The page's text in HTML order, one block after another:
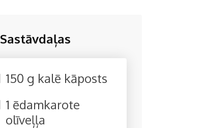
Sastāvdaļas
150 g kalē kāposts
1 ēdamkarote
olīveļļa